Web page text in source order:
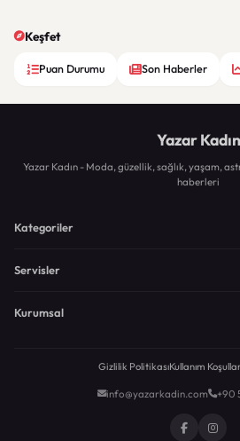
Keşfet
Puan Durumu Son Haberler
Yazar Kadın
Yazar Kadın - Moda, güzellik, sağlık, yaşam,
haberleri
Kategoriler
Servisler
Kurumsal
Gizlilik PolitikasıKullanım
info@yazarkadin.com +90